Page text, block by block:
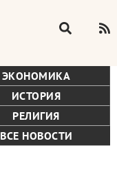
ЭКОНОМИКА
ИСТОРИЯ
РЕЛИГИЯ
ВСЕ НОВОСТИ